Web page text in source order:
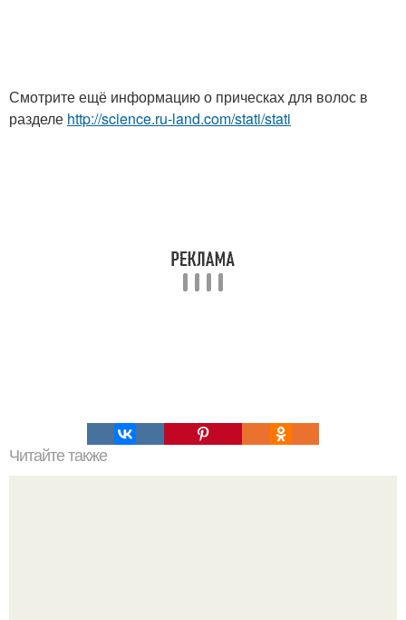
Смотрите ещё информацию о прическах для волос в
разделе http://science.ru-land.com/stati/stati
Читайте также